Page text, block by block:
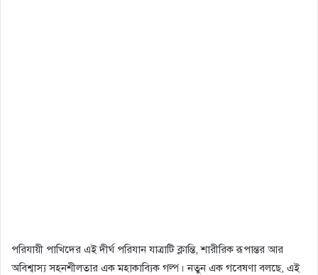
পরিযায়ী পাখিদের এই দীর্ঘ পরিযান যাত্রাটি ক্লান্তি, শারীরিক রূপান্তর আর
অবিশ্বাস্য সহনশীলতার এক মহাকাব্যিক গল্প। নতুন এক গবেষণা বলছে, এই